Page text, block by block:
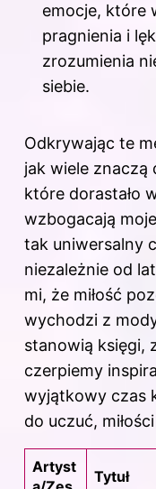
emocje, które
pragnienia i
zrozumienia
siebie.
Odkrywając te
jak wiele znaczą
które dorastało
wzbogacają
tak uniwersalny
niezależnie od
mi, że miłość
wychodzi z
stanowią księgi,
czerpiemy
wyjątkowy czas
do uczuć,
Artyst
Tytuł